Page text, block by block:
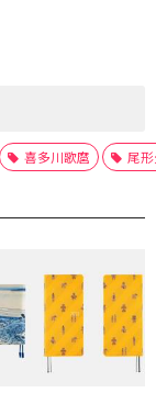
喜多川歌麿 尾